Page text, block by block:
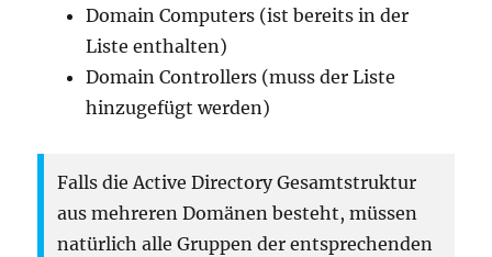
Domain Computers (ist bereits in der
Liste enthalten)
Domain Controllers (muss der Liste
hinzugefügt werden)
Falls die Active Directory Gesamtstruktur
aus mehreren Domänen besteht, müssen
natürlich alle Gruppen der entsprechenden